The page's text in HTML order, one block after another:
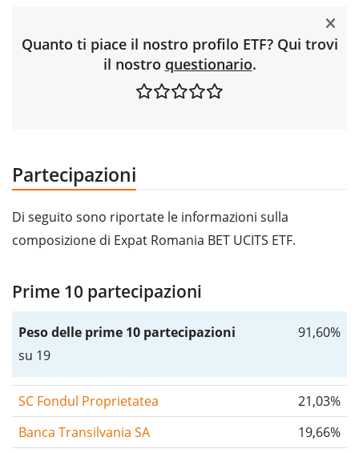
Quanto ti piace il nostro profilo ETF? Qui trovi
il nostro questionario.
Partecipazioni
Di seguito sono riportate le informazioni sulla
composizione di Expat Romania BET UCITS ETF.
Prime 10 partecipazioni
Peso delle prime 10 partecipazioni
su 19
91,60%
SC Fondul Proprietatea
21,03%
Banca Transilvania SA
19,66%